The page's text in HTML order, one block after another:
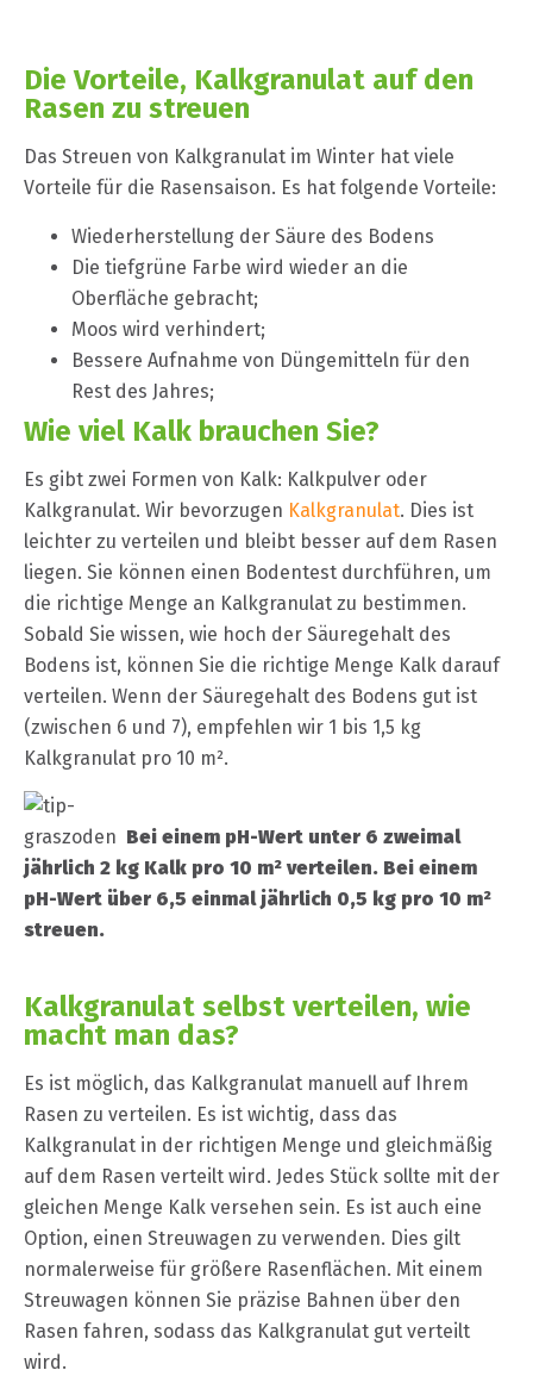
Die Vorteile, Kalkgranulat auf den
Rasen zu streuen
Das Streuen von Kalkgranulat im Winter hat viele
Vorteile für die Rasensaison. Es hat folgende Vorteile:
Wiederherstellung der Säure des Bodens
Die tiefgrüne Farbe wird wieder an die
Oberfläche gebracht;
Moos wird verhindert;
Bessere Aufnahme von Düngemitteln für den
Rest des Jahres;
Wie viel Kalk brauchen Sie?
Es gibt zwei Formen von Kalk: Kalkpulver oder
Kalkgranulat. Wir bevorzugen Kalkgranulat. Dies ist
leichter zu verteilen und bleibt besser auf dem Rasen
liegen. Sie können einen Bodentest durchführen, um
die richtige Menge an Kalkgranulat zu bestimmen.
Sobald Sie wissen, wie hoch der Säuregehalt des
Bodens ist, können Sie die richtige Menge Kalk darauf
verteilen. Wenn der Säuregehalt des Bodens gut ist
(zwischen 6 und 7), empfehlen wir 1 bis 1,5 kg
Kalkgranulat pro 10 m².
Bei einem pH-Wert unter 6 zweimal
jährlich 2 kg Kalk pro 10 m² verteilen. Bei einem
pH-Wert über 6,5 einmal jährlich 0,5 kg pro 10 m²
streuen.
Kalkgranulat selbst verteilen, wie
macht man das?
Es ist möglich, das Kalkgranulat manuell auf Ihrem
Rasen zu verteilen. Es ist wichtig, dass das
Kalkgranulat in der richtigen Menge und gleichmäßig
auf dem Rasen verteilt wird. Jedes Stück sollte mit der
gleichen Menge Kalk versehen sein. Es ist auch eine
Option, einen Streuwagen zu verwenden. Dies gilt
normalerweise für größere Rasenflächen. Mit einem
Streuwagen können Sie präzise Bahnen über den
Rasen fahren, sodass das Kalkgranulat gut verteilt
wird.